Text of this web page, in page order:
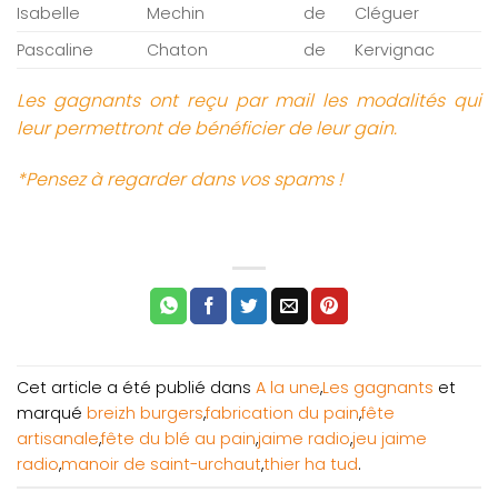
Isabelle
Mechin de
Cléguer
Pascaline
Chaton de Kervignac
Les gagnants ont reçu par mail les modalités qui
leur permettront de bénéficier de leur gain.
*Pensez à regarder dans vos spams !
Cet article a été publié dans A la une,Les gagnants et
marqué breizh burgers,fabrication du pain,fête
artisanale,fête du blé au pain,jaime radio,jeu jaime
radio,manoir de saint-urchaut,thier ha tud.